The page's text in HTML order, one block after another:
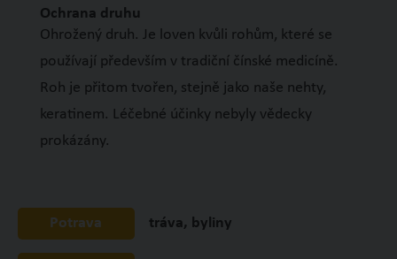
Ochrana druhu
Ohrožený druh. Je loven kvůli rohům, které se
používají především v tradiční čínské medicíně.
Roh je přitom tvořen, stejně jako naše nehty,
keratinem. Léčebné účinky nebyly vědecky
prokázány.
Potrava tráva, byliny